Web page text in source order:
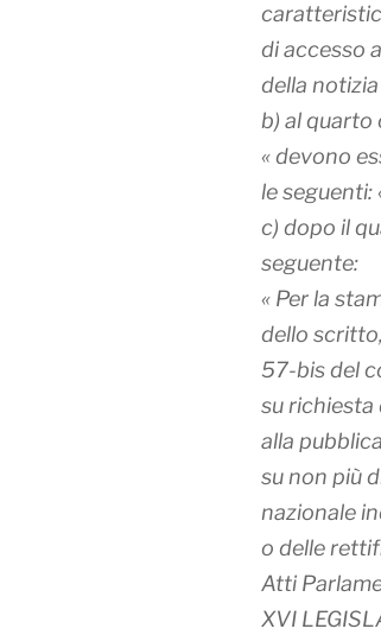
di accesso
della
b) al quarto
« devono
le seguenti:
c) dopo il
seguente:
« Per la
dello
57-bis del
su richiesta
alla
su non più
nazionale
o delle
Atti
XVI